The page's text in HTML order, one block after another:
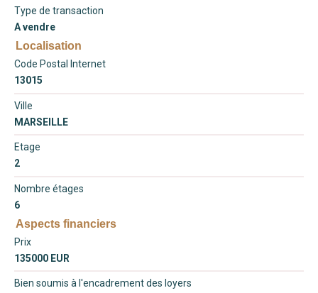
Type de transaction
A vendre
Localisation
Code Postal Internet
13015
Ville
MARSEILLE
Etage
2
Nombre étages
6
Aspects financiers
Prix
135000 EUR
Bien soumis à l'encadrement des loyers